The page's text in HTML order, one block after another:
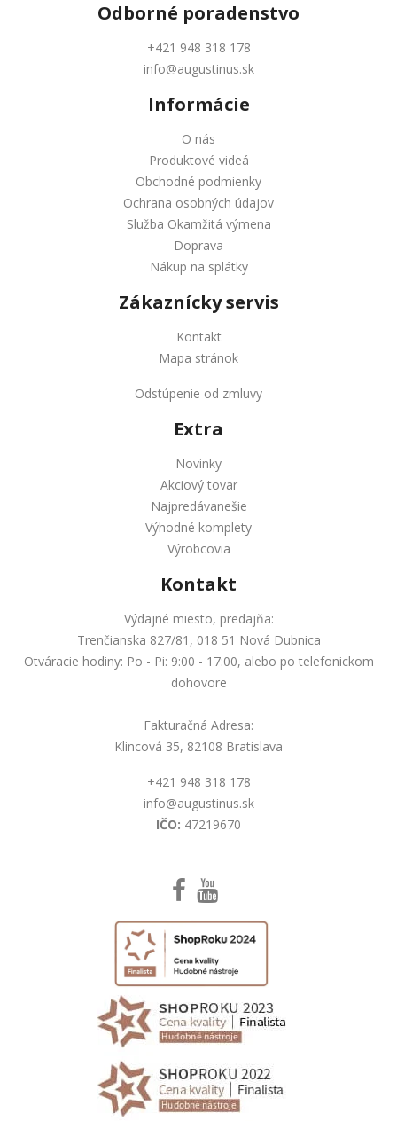
Odborné poradenstvo
+421 948 318 178
info@augustinus.sk
Informácie
O nás
Produktové videá
Obchodné podmienky
Ochrana osobných údajov
Služba Okamžitá výmena
Doprava
Nákup na splátky
Zákaznícky servis
Kontakt
Mapa stránok
Odstúpenie od zmluvy
Extra
Novinky
Akciový tovar
Najpredávanešie
Výhodné komplety
Výrobcovia
Kontakt
Výdajné miesto, predajňa:
Trenčianska 827/81, 018 51 Nová Dubnica
Otváracie hodiny: Po - Pi: 9:00 - 17:00, alebo po telefonickom
dohovore
Fakturačná Adresa:
Klincová 35, 82108 Bratislava
+421 948 318 178
info@augustinus.sk
IČO: 47219670